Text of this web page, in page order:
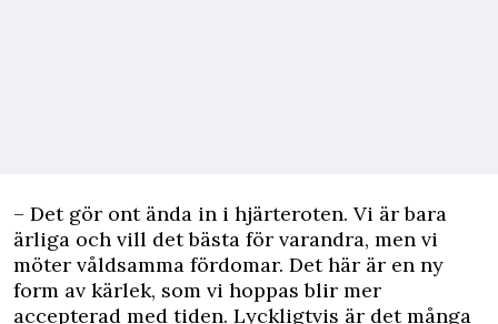
– Det gör ont ända in i hjärteroten. Vi är bara
ärliga och vill det bästa för varandra, men vi
möter våldsamma fördomar. Det här är en ny
form av kärlek, som vi hoppas blir mer
accepterad med tiden. Lyckligtvis är det många